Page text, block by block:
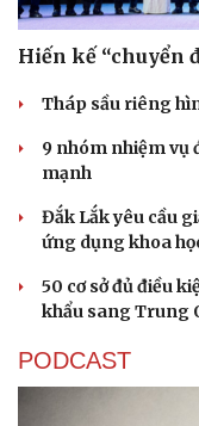
Tư vấn
Săn Tour
Hiến kế “chuyển
Tháp sầu riêng
9 nhóm nhiệm vụ
mạnh
Đắk Lắk yêu cầu
ứng dụng khoa
50 cơ sở đủ điều
khẩu sang Trung
PODCAST